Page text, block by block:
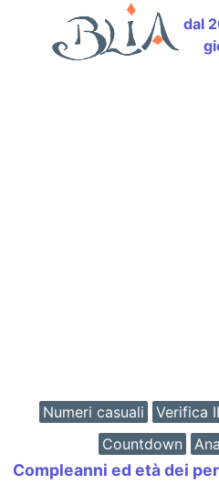
dal
Numeri casuali Verifica
Countdown
Compleanni ed età dei